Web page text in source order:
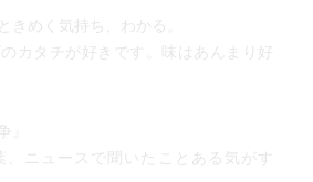
きめく気持ち、わかる。
カタチが好きです。味はあんまり好
』
、ニュースで聞いたことある気がす